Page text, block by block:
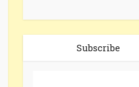
Subscribe